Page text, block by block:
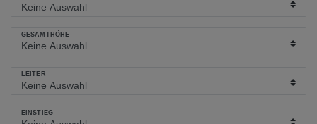
GESAMTHÖHE
LEITER
EINSTIEG